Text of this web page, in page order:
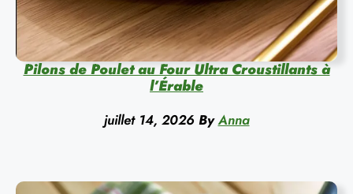
Pilons de Poulet au Four Ultra Croustillants à
l’Érable
juillet 14, 2026 By Anna